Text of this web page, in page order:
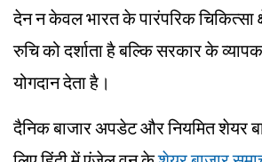
देन न केवल भारत के पारंपरिक चिकित्सा
रुचि को दर्शाता है बल्कि सरकार के व्यापक
योगदान देता है।
दैनिक बाजार अपडेट और नियमित शेयर